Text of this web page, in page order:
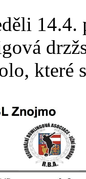
14.4.
které